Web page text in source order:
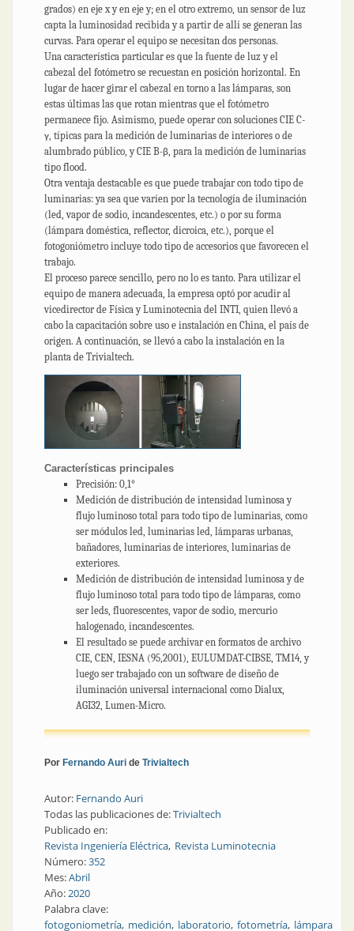
grados) en eje x y en eje y; en el otro extremo, un sensor de luz
capta la luminosidad recibida y a partir de allí se generan las
curvas. Para operar el equipo se necesitan dos personas.
Una característica particular es que la fuente de luz y el
cabezal del fotómetro se recuestan en posición horizontal. En
lugar de hacer girar el cabezal en torno a las lámparas, son
estas últimas las que rotan mientras que el fotómetro
permanece fijo. Asimismo, puede operar con soluciones CIE C-
γ, típicas para la medición de luminarias de interiores o de
alumbrado público, y CIE B-β, para la medición de luminarias
tipo flood.
Otra ventaja destacable es que puede trabajar con todo tipo de
luminarias: ya sea que varíen por la tecnología de iluminación
(led, vapor de sodio, incandescentes, etc.) o por su forma
(lámpara doméstica, reflector, dicroica, etc.), porque el
fotogoniómetro incluye todo tipo de accesorios que favorecen el
trabajo.
El proceso parece sencillo, pero no lo es tanto. Para utilizar el
equipo de manera adecuada, la empresa optó por acudir al
vicedirector de Física y Luminotecnia del INTI, quien llevó a
cabo la capacitación sobre uso e instalación en China, el país de
origen. A continuación, se llevó a cabo la instalación en la
planta de Trivialtech.
Características principales
Precisión: 0,1°
Medición de distribución de intensidad luminosa y
flujo luminoso total para todo tipo de luminarias, como
ser módulos led, luminarias led, lámparas urbanas,
bañadores, luminarias de interiores, luminarias de
exteriores.
Medición de distribución de intensidad luminosa y de
flujo luminoso total para todo tipo de lámparas, como
ser leds, fluorescentes, vapor de sodio, mercurio
halogenado, incandescentes.
El resultado se puede archivar en formatos de archivo
CIE, CEN, IESNA (95,2001), EULUMDAT-CIBSE, TM14, y
luego ser trabajado con un software de diseño de
iluminación universal internacional como Dialux,
AGI32, Lumen-Micro.
Por Fernando Auri de Trivialtech
Autor: Fernando Auri
Todas las publicaciones de:Trivialtech
Publicado en:
Revista Ingeniería Eléctrica Revista Luminotecnia
Número:352
Mes:Abril
Año:2020
Palabra clave:
fotogoniometría medición laboratorio fotometría lámpara